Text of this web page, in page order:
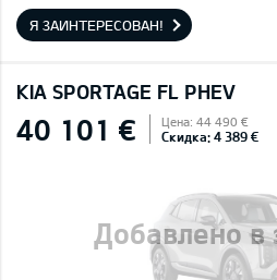
Я ЗАИНТЕРЕСОВАН!
KIA SPORTAGE FL PHEV
Добавлено в
40 101 € Цена: 44 490 €
Скидка: 4 389 €